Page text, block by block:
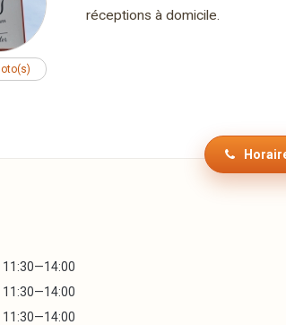
réceptions à domicile.